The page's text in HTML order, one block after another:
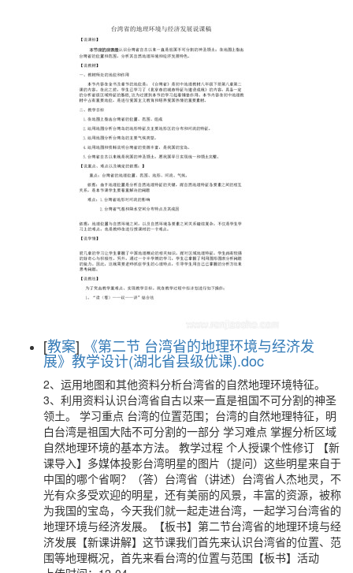
[教案] 《第二节 台湾省的地理环境与经济发
展》教学设计(湖北省县级优课).doc
2、运用地图和其他资料分析台湾省的自然地理环境特征。
3、利用资料认识台湾省自古以来一直是祖国不可分割的神圣
领土。 学习重点 台湾的位置范围；台湾的自然地理特征，明
白台湾是祖国大陆不可分割的一部分 学习难点 掌握分析区域
自然地理环境的基本方法。 教学过程 个人授课个性修订 【新
课导入】多媒体投影台湾明星的图片（提问）这些明星来自于
中国的哪个省啊？（答）台湾省（讲述）台湾省人杰地灵，不
光有众多受欢迎的明星，还有美丽的风景，丰富的资源，被称
为我国的宝岛，今天我们就一起走进台湾，一起学习台湾省的
地理环境与经济发展。【板书】第二节台湾省的地理环境与经
济发展【新课讲解】这节课我们首先来认识台湾省的位置、范
围等地理概况，首先来看台湾的位置与范围【板书】活动